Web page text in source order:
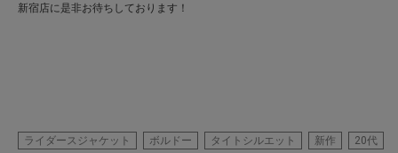
新宿店に是非お待ちしております！
ライダースジャケット ボルドー タイトシルエット 新作
20代